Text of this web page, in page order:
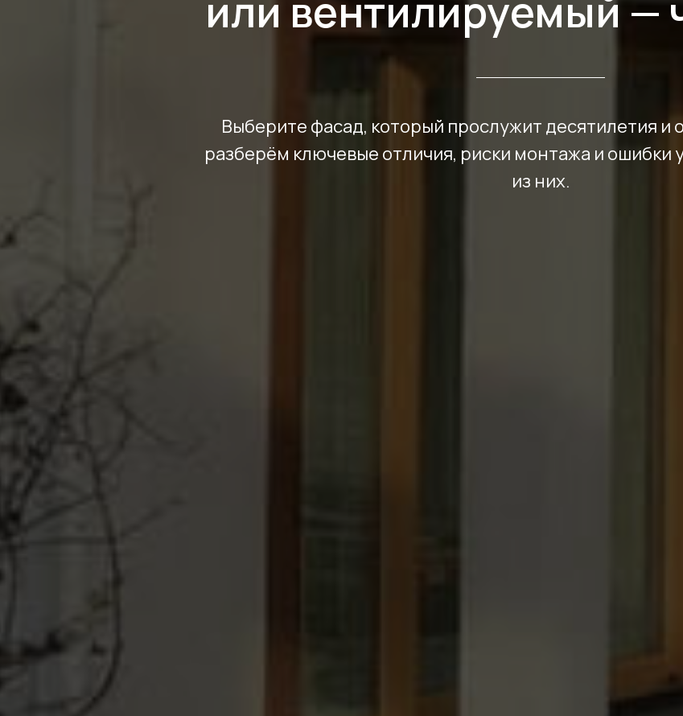
или вентилируемый —
Выберите фасад, который прослужит десятилетия и
разберём ключевые отличия, риски монтажа и ошибки
из них.